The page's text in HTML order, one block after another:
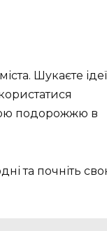
Шукаєте ідеї
подорожжю в
та почніть